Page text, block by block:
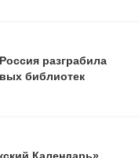
разграбила
библиотек